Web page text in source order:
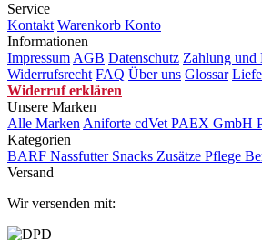
Service
Kontakt Warenkorb Konto
Informationen
Impressum AGB Datenschutz Zahlung und
Widerrufsrecht FAQ Über uns Glossar
Widerruf erklären
Unsere Marken
Alle Marken Aniforte cdVet PAEX GmbH
Kategorien
BARF Nassfutter Snacks Zusätze Pflege
Versand
Wir versenden mit: